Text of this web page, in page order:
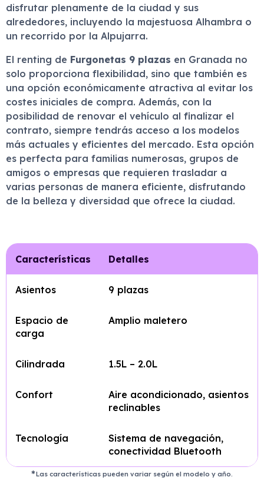
disfrutar plenamente de la ciudad y sus
alrededores, incluyendo la majestuosa Alhambra o
un recorrido por la Alpujarra.
El renting de Furgonetas 9 plazas en Granada no
solo proporciona flexibilidad, sino que también es
una opción económicamente atractiva al evitar los
costes iniciales de compra. Además, con la
posibilidad de renovar el vehículo al finalizar el
contrato, siempre tendrás acceso a los modelos
más actuales y eficientes del mercado. Esta opción
es perfecta para familias numerosas, grupos de
amigos o empresas que requieren trasladar a
varias personas de manera eficiente, disfrutando
de la belleza y diversidad que ofrece la ciudad.
Características Detalles
Asientos 9 plazas
Espacio de
carga
Amplio maletero
Cilindrada 1.5L – 2.0L
Confort
Aire acondicionado, asientos
reclinables
Tecnología
Sistema de navegación,
conectividad Bluetooth
Las características pueden variar según el modelo y año.